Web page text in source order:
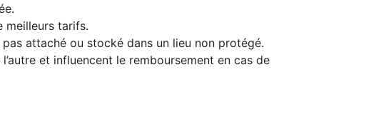
meilleurs tarifs.
attaché ou stocké dans un lieu non protégé.
et influencent le remboursement en cas de